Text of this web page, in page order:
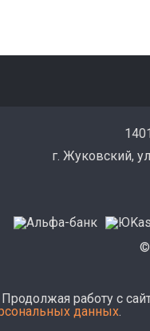
г. Жуковский,
©
работу с
данных